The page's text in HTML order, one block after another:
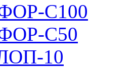
С100
С50
10